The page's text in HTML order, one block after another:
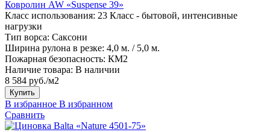
Ковролин AW «Suspense 39»
Класс использования: 23 Класс - бытовой, интенсивные
нагрузки
Тип ворса: Саксони
Ширина рулона в резке: 4,0 м. / 5,0 м.
Пожарная безопасность: КМ2
Наличие товара: В наличии
8 584 руб./м2
Купить
В избранное В избранном
Сравнить